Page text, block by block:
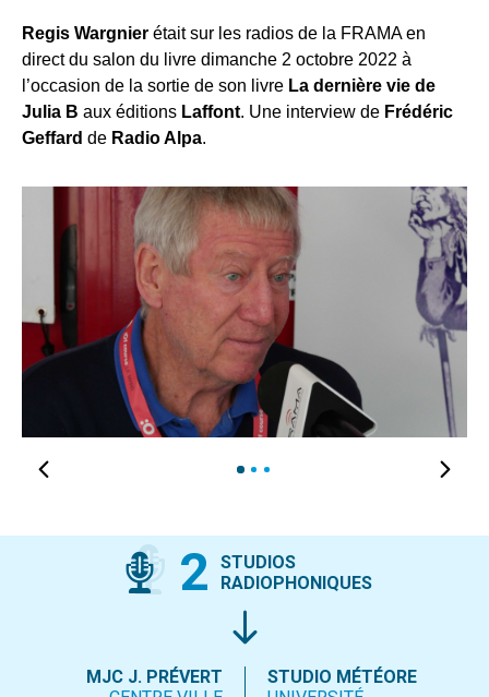
Regis Wargnier était sur les radios de la FRAMA en
direct du salon du livre dimanche 2 octobre 2022 à
l’occasion de la sortie de son livre La dernière vie de
Julia B aux éditions Laffont. Une interview de Frédéric
Geffard de Radio Alpa.
2
STUDIOS
RADIOPHONIQUES
MJC J. PRÉVERT
STUDIO MÉTÉORE